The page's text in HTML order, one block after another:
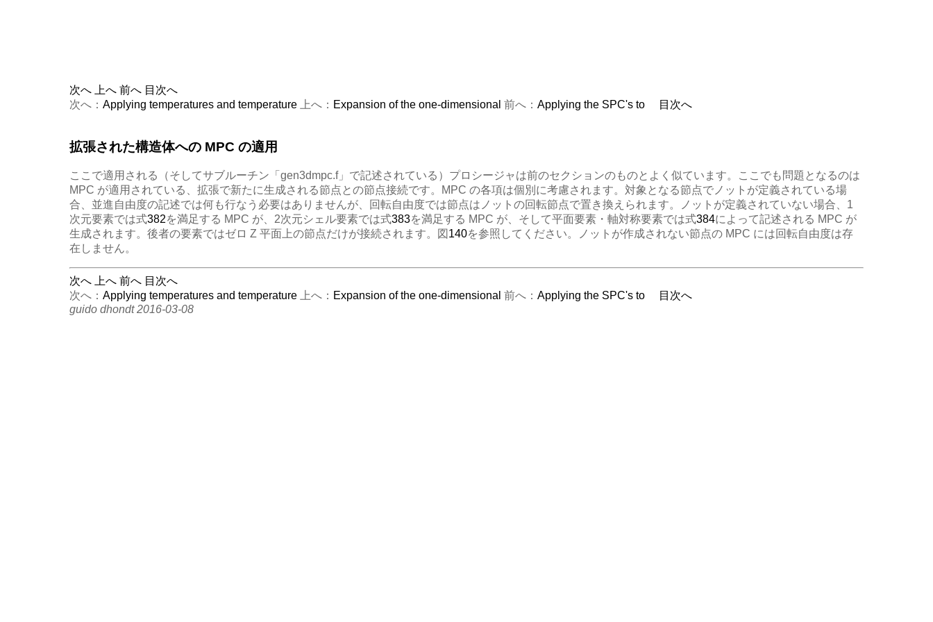
次へ 上へ 前へ 目次へ
次へ： Applying temperatures and temperature 上へ： Expansion of the one-dimensional 前へ： Applying the SPC's to 目次へ
拡張された構造体への MPC の適用
ここで適用される（そしてサブルーチン「gen3dmpc.f」で記述されている）プロシージャは前のセクションのものとよく似ています。ここでも問題となるのは
MPC が適用されている、拡張で新たに生成される節点との節点接続です。MPC の各項は個別に考慮されます。対象となる節点でノットが定義されている場
合、並進自由度の記述では何も行なう必要はありませんが、回転自由度では節点はノットの回転節点で置き換えられます。ノットが定義されていない場合、1
次元要素では式382を満足する MPC が、2次元シェル要素では式383を満足する MPC が、そして平面要素・軸対称要素では式384によって記述される MPC が
生成されます。後者の要素ではゼロ Z 平面上の節点だけが接続されます。図 140を参照してください。ノットが作成されない節点の MPC には回転自由度は存
在しません。
次へ 上へ 前へ 目次へ
次へ： Applying temperatures and temperature 上へ： Expansion of the one-dimensional 前へ： Applying the SPC's to
目次へ
guido dhondt 2016-03-08